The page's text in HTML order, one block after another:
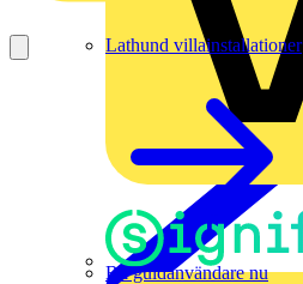
Lathund villainstallationer
Bli guldanvändare nu